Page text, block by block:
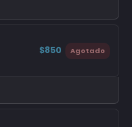
$850 Agotado